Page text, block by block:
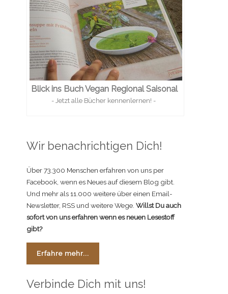
Blick ins Buch Vegan Regional Saisonal
- Jetzt alle Bücher kennenlernen! -
Wir benachrichtigen Dich!
Über 73.300 Menschen erfahren von uns per
Facebook, wenn es Neues auf diesem Blog gibt.
Und mehr als 11.000 weitere über einen Email-
Newsletter, RSS und weitere Wege.Willst Du auch
sofort von uns erfahren wenn es neuen Lesestoff
gibt?
Erfahre mehr...
Verbinde Dich mit uns!